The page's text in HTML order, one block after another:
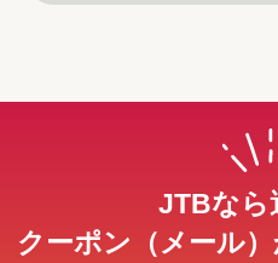
JTBなら
クーポン（メール